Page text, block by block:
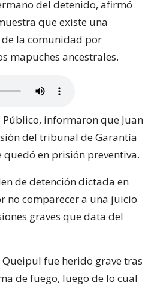
del detenido, afirmó
que existe una
la comunidad por
mapuches ancestrales.
informaron que Juan
del tribunal de Garantía
en prisión preventiva.
de detención dictada en
no comparecer a una juicio
graves que data del
Queipul fue herido grave tras
de fuego, luego de lo cual